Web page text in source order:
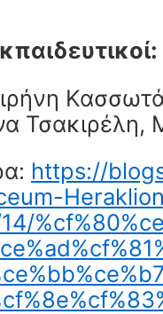
Τσακιρέλη,
https://